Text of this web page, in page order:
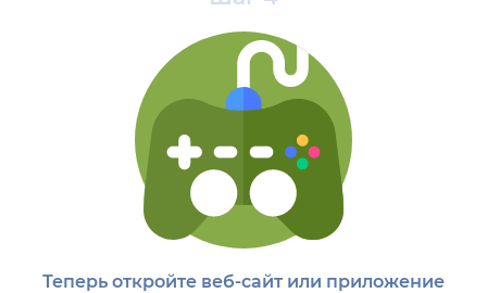
Теперь откройте веб-сайт или приложение